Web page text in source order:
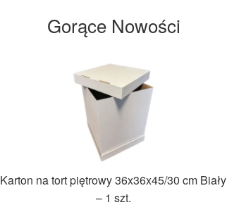
Gorące Nowości
Karton na tort piętrowy 36x36x45/30 cm Biały
– 1 szt.